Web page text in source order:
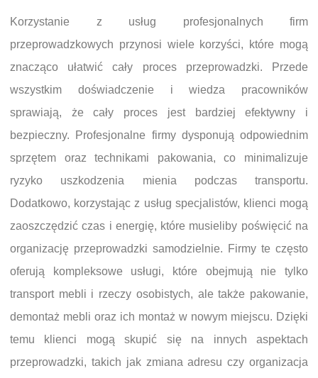
Korzystanie z usług profesjonalnych firm
przeprowadzkowych przynosi wiele korzyści, które mogą
znacząco ułatwić cały proces przeprowadzki. Przede
wszystkim doświadczenie i wiedza pracowników
sprawiają, że cały proces jest bardziej efektywny i
bezpieczny. Profesjonalne firmy dysponują odpowiednim
sprzętem oraz technikami pakowania, co minimalizuje
ryzyko uszkodzenia mienia podczas transportu.
Dodatkowo, korzystając z usług specjalistów, klienci mogą
zaoszczędzić czas i energię, które musieliby poświęcić na
organizację przeprowadzki samodzielnie. Firmy te często
oferują kompleksowe usługi, które obejmują nie tylko
transport mebli i rzeczy osobistych, ale także pakowanie,
demontaż mebli oraz ich montaż w nowym miejscu. Dzięki
temu klienci mogą skupić się na innych aspektach
przeprowadzki, takich jak zmiana adresu czy organizacja